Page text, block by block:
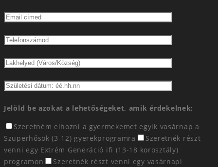
Jelöld be azokat a lehetőségeket, amik érdekelnek:
Szeretném elhozni a gyermekemet egyik vasárnap a
Szuperhősök (3-12) gyerekprogramra
Szeretnék részt
venni egy Extrém Generáció ifi (13-18 korosztály)
programon
Szeretnék részt venni egy vasárnapi